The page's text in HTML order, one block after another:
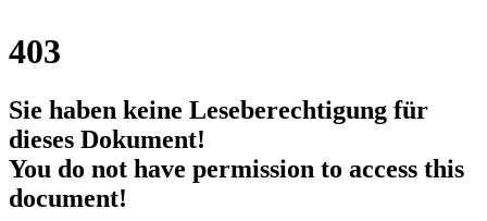
403
Sie haben keine Leseberechtigung für
dieses Dokument!
You do not have permission to access this
document!